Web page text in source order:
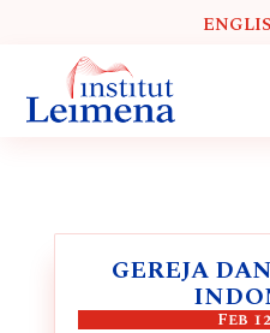
GEREJA
Feb